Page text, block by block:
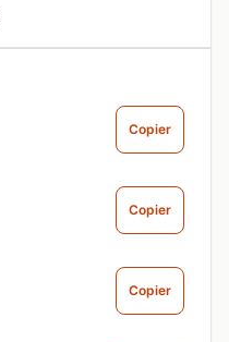
Copier
Copier
Copier